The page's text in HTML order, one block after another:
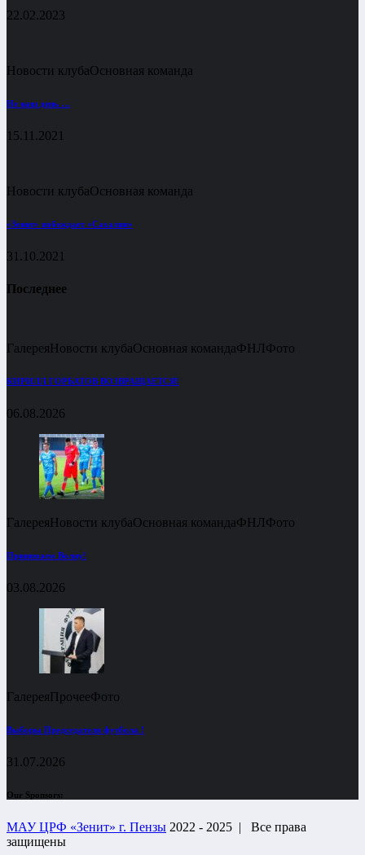
22.02.2023
Новости клубаОсновная команда
Не наш день …
15.11.2021
Новости клубаОсновная команда
«Зенит» побеждает «Сахалин»
31.10.2021
Последнее
ГалереяНовости клубаОсновная командаФНЛФото
КИРИЛЛ ГОРБАТОВ ВОЗВРАЩАЕТСЯ!
06.08.2026
ГалереяНовости клубаОсновная командаФНЛФото
Принимаем Волну!
03.08.2026
ГалереяПрочееФото
Выборы Председателя футбола !
31.07.2026
Our Sponsors:
МАУ ЦРФ «Зенит» г. Пензы 2022 - 2025 | Все права
защищены